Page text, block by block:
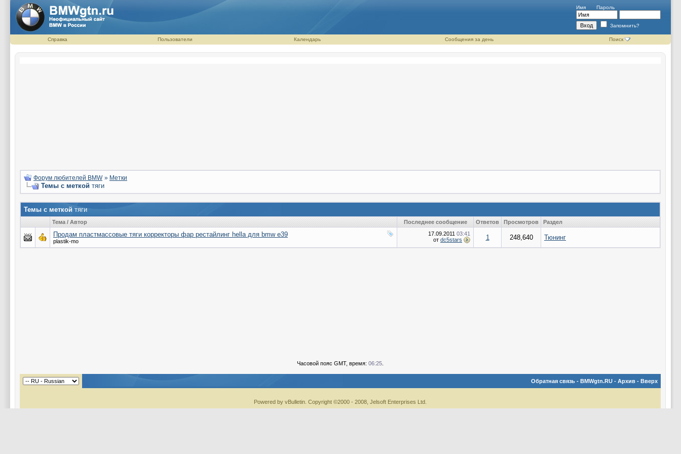
Имя Пароль
Запомнить?
Справка Пользователи Календарь Сообщения за день Поиск
Форум любителей BMW » Метки
Темы с меткой тяги
Темы с меткой тяги
Тема / Автор Последнее сообщение Ответов Просмотров Раздел
Продам пластмассовые тяги корректоры фар рестайлинг hella для bmw e39
plastik-mo
17.09.2011 03:41
от dc5stars 1 248,640 Тюнинг
Часовой пояс GMT, время: 06:25
Обратная связь - BMWgtn.RU - Архив - Вверх
Powered by vBulletin. Copyright ©2000 - 2008, Jelsoft Enterprises Ltd.